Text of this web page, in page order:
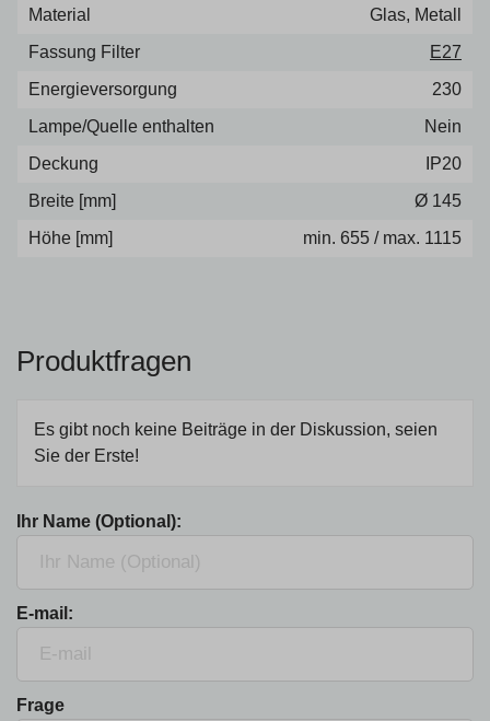
Material
Glas, Metall
Fassung Filter
E27
Energieversorgung
230
Lampe/Quelle enthalten
Nein
Deckung
IP20
Breite [mm]
Ø 145
Höhe [mm]
min. 655 / max. 1115
Produktfragen
Es gibt noch keine Beiträge in der Diskussion, seien
Sie der Erste!
Ihr Name (Optional):
E-mail:
Frage